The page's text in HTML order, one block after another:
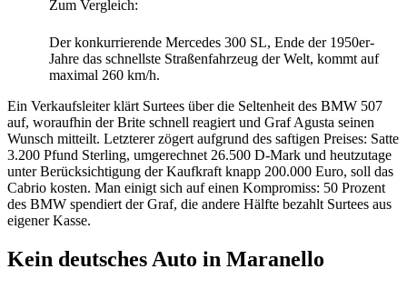
Zum Vergleich:
Der konkurrierende Mercedes 300 SL, Ende der 1950er-
Jahre das schnellste Straßenfahrzeug der Welt, kommt auf
maximal 260 km/h.
Ein Verkaufsleiter klärt Surtees über die Seltenheit des BMW 507
auf, woraufhin der Brite schnell reagiert und Graf Agusta seinen
Wunsch mitteilt. Letzterer zögert aufgrund des saftigen Preises: Satte
3.200 Pfund Sterling, umgerechnet 26.500 D-Mark und heutzutage
unter Berücksichtigung der Kaufkraft knapp 200.000 Euro, soll das
Cabrio kosten. Man einigt sich auf einen Kompromiss: 50 Prozent
des BMW spendiert der Graf, die andere Hälfte bezahlt Surtees aus
eigener Kasse.
Kein deutsches Auto in Maranello